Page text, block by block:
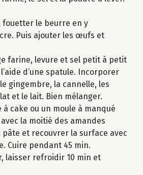
fouetter le beurre en y
Puis ajouter les œufs et
farine, levure et sel petit à petit
d’une spatule. Incorporer
gingembre, la cannelle, les
et le lait. Bien mélanger.
cake ou un moule à manqué
la moitié des amandes
pâte et recouvrer la surface avec
Cuire pendant 45 min.
laisser refroidir 10 min et